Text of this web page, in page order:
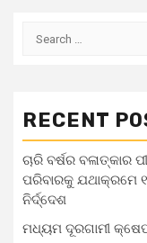
RECENT
ଚାରି ବର୍ଷର ବଳାତ୍କାର
ପରିବାରକୁ ଯଥାକ୍ରମେ
ନିର୍ଦ୍ଦେଶ
ମଧ୍ୟମ ଦୂରଗାମୀ